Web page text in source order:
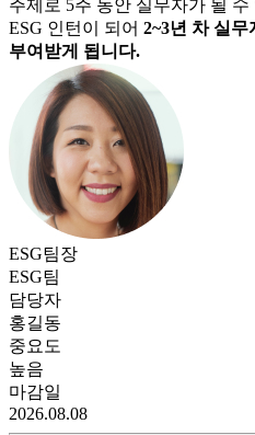
주제로 5주 동안 실무자가 될
ESG 인턴이 되어 2~3년 차 실
부여받게 됩니다.
ESG팀장
ESG팀
담당자
홍길동
중요도
높음
마감일
2026.08.08